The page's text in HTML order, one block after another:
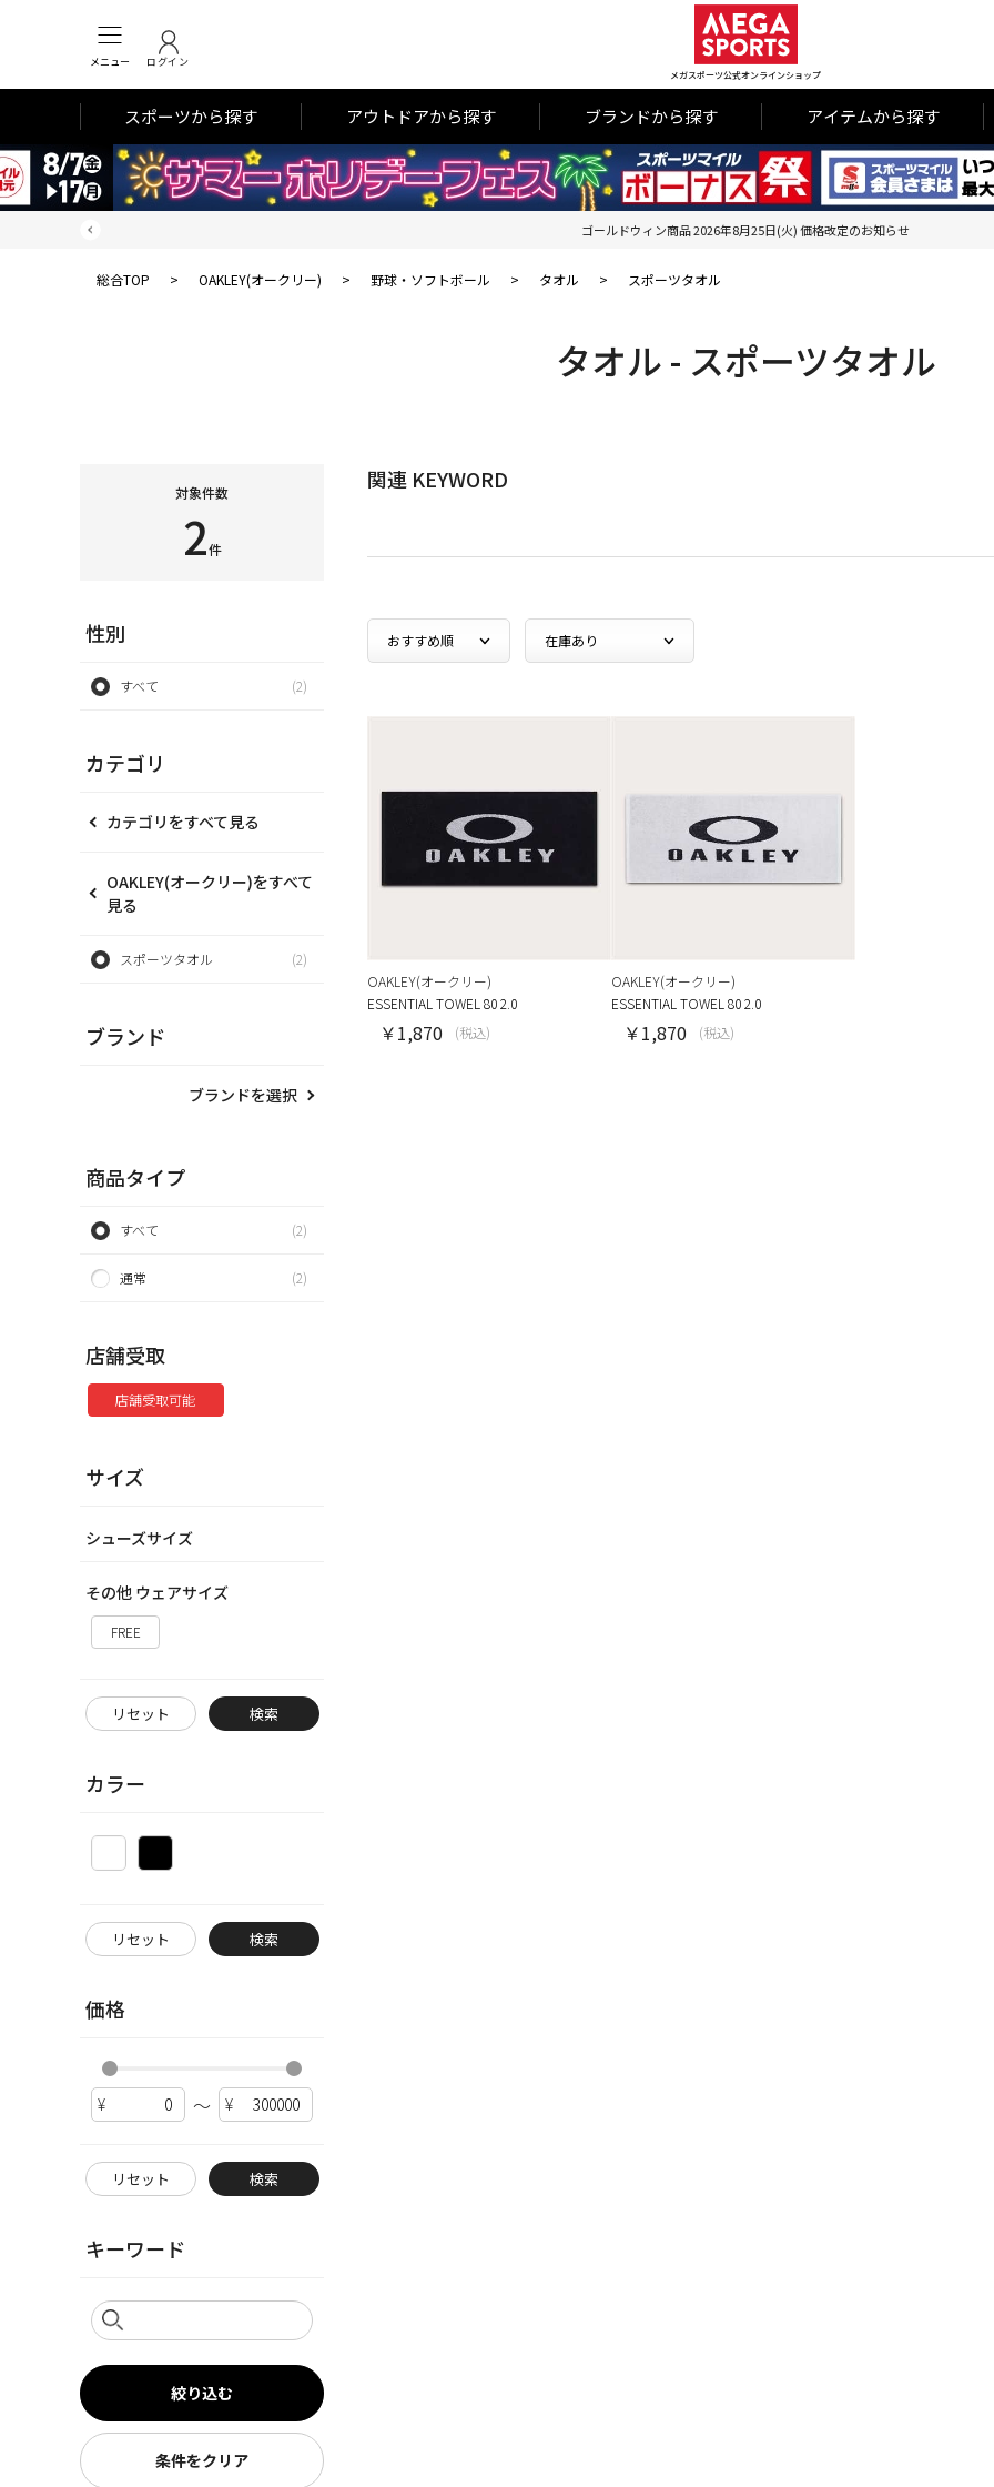
メニュー ログイン
メガスポーツ公式オンラインショップ
スポーツから探す アウトドアから探す ブランドから探す アイテムから探す
ゴールドウィン商品 2026年8月25日(火) 価格改定のお知らせ
総合TOP > OAKLEY(オークリー) > 野球・ソフトボール > タオル > スポーツタオル
タオル - スポーツタオル
対象件数
2件
性別
すべて (2)
カテゴリ
カテゴリをすべて見る
OAKLEY(オークリー)をすべて
見る
スポーツタオル (2)
ブランド
ブランドを選択
商品タイプ
すべて (2)
通常 (2)
店舗受取
店舗受取可能
サイズ
シューズサイズ
その他 ウェアサイズ
FREE
リセット 検索
カラー
リセット 検索
価格
～
リセット 検索
キーワード
絞り込む
条件をクリア
関連 KEYWORD
OAKLEY(オークリー)
ESSENTIAL TOWEL 80 2.0
￥1,870 (税込)
OAKLEY(オークリー)
ESSENTIAL TOWEL 80 2.0
￥1,870 (税込)